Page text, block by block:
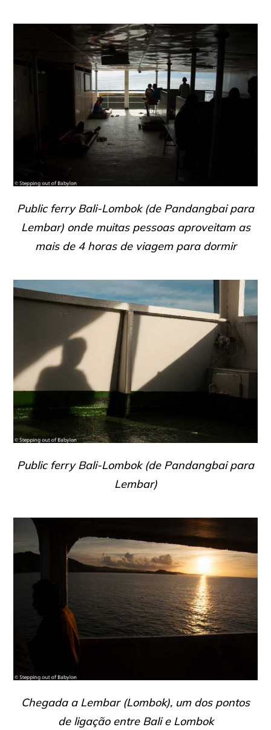
Public ferry Bali-Lombok (de Pandangbai para
Lembar) onde muitas pessoas aproveitam as
mais de 4 horas de viagem para dormir
Public ferry Bali-Lombok (de Pandangbai para
Lembar)
Chegada a Lembar (Lombok), um dos pontos
de ligação entre Bali e Lombok